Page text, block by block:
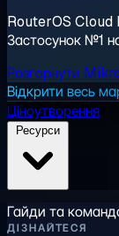
RouterOS Cloud
Застосунок №1
Розгорнути
Відкрити весь
Ціноутворення
Гайди та
ДІЗНАЙТЕСЯ